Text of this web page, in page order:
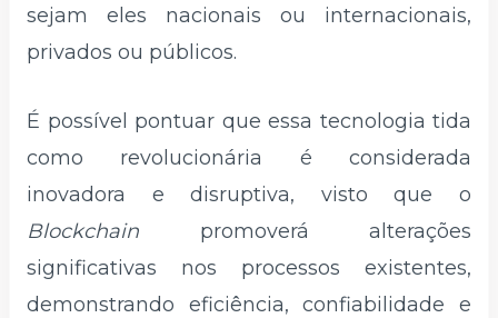
sejam eles nacionais ou internacionais,
privados ou públicos.
É possível pontuar que essa tecnologia tida
como revolucionária é considerada
inovadora e disruptiva, visto que o
Blockchain promoverá alterações
significativas nos processos existentes,
demonstrando eficiência, confiabilidade e